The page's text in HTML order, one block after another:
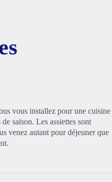
vous installez pour une cuisine
saison. Les assiettes sont
venez autant pour déjeuner que